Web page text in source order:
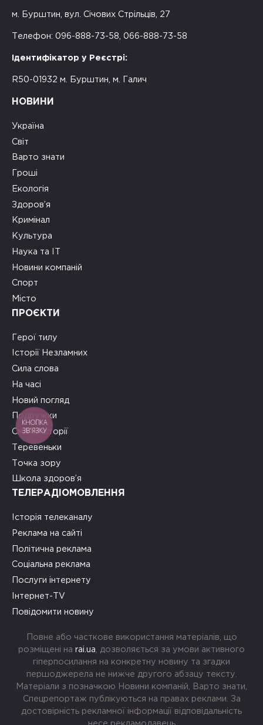
м. Бурштин, вул. Січових Стрільців, 27
Телефон: 096-888-73-58, 066-888-73-58
Ідентифікатор у Реєстрі:
R50-01932 м. Бурштин, м. Галич
НОВИНИ
Україна
Світ
Варто знати
Гроші
Екологія
Здоров’я
Кримінал
Культура
Наука та ІТ
Новини компаній
Спорт
Місто
ПРОЄКТИ
Герої тилу
Історії Незламних
Сила слова
На часі
Новий погляд
Подружки
Смачні історії
Теревеньки
Точка зору
Школа здоров’я
ТЕЛЕРАДІОМОВЛЕННЯ
Історія телеканалу
Реклама на сайті
Політична реклама
Соціальна реклама
Послуги інтернету
Інтернет-TV
Повідомити новину
Повне або часткове використання матеріалів, що
розміщені на rai.ua , дозволяється за умови активного
гіперпосилання на конкретну новину та згадки
першоджерела не нижче другого абзацу тексту.
Матеріали з позначкою Новини компаній, Варто знати,
Спецрепортаж публікуються на правах реклами. За
достовірність рекламної інформації відповідальність
КНОПКА
ЗВ'ЯЗКУ